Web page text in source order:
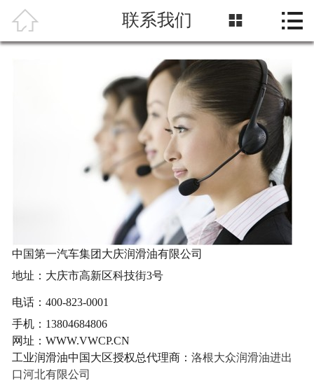
 首页
产品中心
科研中心
媒体中心
车养护知识
润滑油分析服务
 联系我们  
中国第一汽车集团大庆润滑油有限公司
地址：大庆市高新区科技街3号
电话：400-823-0001
手机：13804684806
网址：WWW.VWCP.CN
工业润滑油中国大区授权总代理商： 洛根大众润滑油进出
口河北有限公司